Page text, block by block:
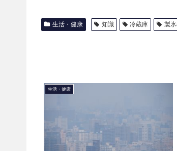
生活・健康 知識 冷蔵庫 製
生活・健康